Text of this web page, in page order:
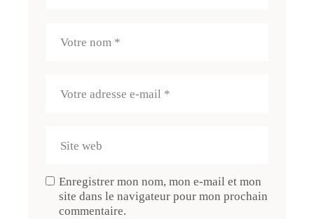
Enregistrer mon nom, mon e-mail et mon
site dans le navigateur pour mon prochain
commentaire.